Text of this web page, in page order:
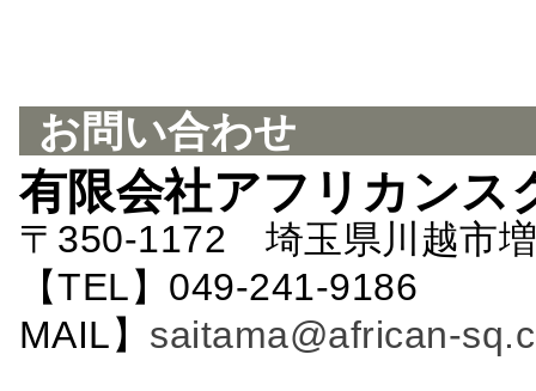
お問い合わせ
有限会社アフリカンス
〒350-1172 埼玉県川越市
【TEL】049-241-
MAIL】 saitama@african-